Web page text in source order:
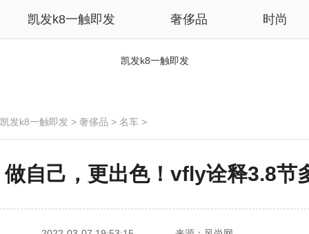
凯发k8一触即发 奢侈品 时尚
凯发k8一触即发
凯发k8一触即发 > 奢侈品 > 名车 >
做自己，更出色！vfly诠释3.8节